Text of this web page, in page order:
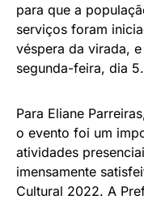
para que a
serviços foram
véspera da virada,
segunda-feira, dia 5.
Para Eliane
o evento foi um
atividades
imensamente
Cultural 2022. A